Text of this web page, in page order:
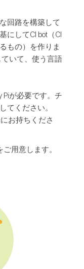
回路を構築して
にしてCI bot（CI
もの）を作りま
ていて、使う言語
が必要です。チ
てください。
お持ちくださ
用意します。